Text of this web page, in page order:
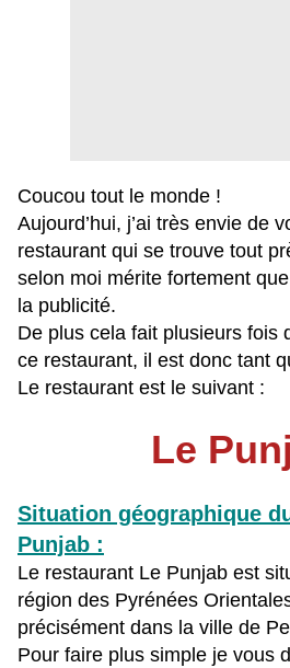
Coucou tout le monde !
Aujourd’hui, j’ai très envie de
restaurant qui se trouve tout
selon moi mérite fortement
la publicité.
De plus cela fait plusieurs fois
ce restaurant, il est donc tant
Le restaurant est le suivant :
Le
Situation géographique
Punjab :
Le restaurant Le Punjab est
région des Pyrénées
précisément dans la ville de
Pour faire plus simple je vous